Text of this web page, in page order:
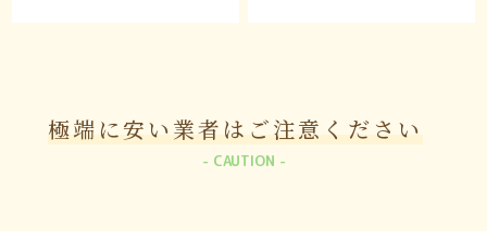
極端に安い業者は ご注意ください
CAUTION